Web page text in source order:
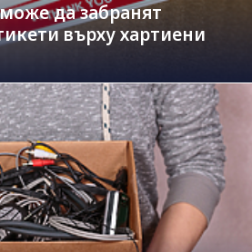
да забранят
върху хартиени